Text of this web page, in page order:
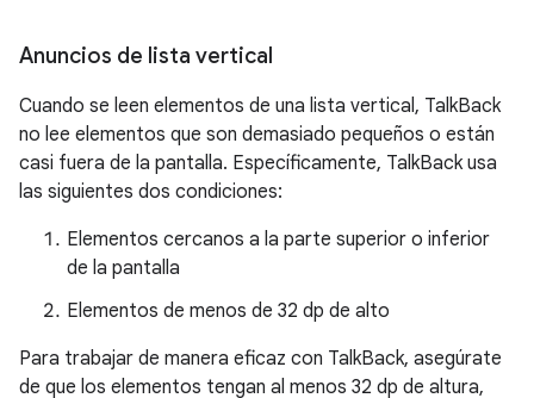
Anuncios de lista vertical
Cuando se leen elementos de una lista vertical, TalkBack
no lee elementos que son demasiado pequeños o están
casi fuera de la pantalla. Específicamente, TalkBack usa
las siguientes dos condiciones:
Elementos cercanos a la parte superior o inferior
de la pantalla
Elementos de menos de 32 dp de alto
Para trabajar de manera eficaz con TalkBack, asegúrate
de que los elementos tengan al menos 32 dp de altura,